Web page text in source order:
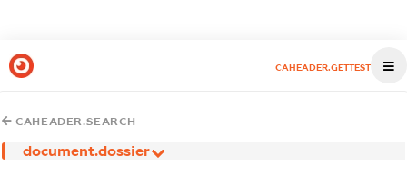
CAHEADER.GETTEST
CAHEADER.SEARCH
document.dossier